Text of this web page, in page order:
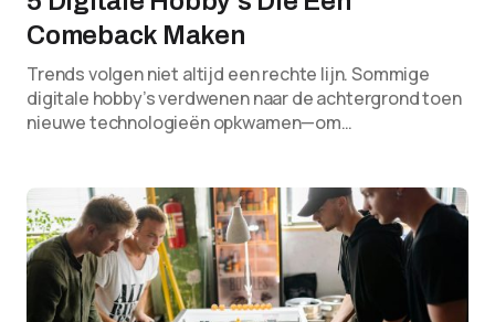
Comeback Maken
Trends volgen niet altijd een rechte lijn. Sommige
digitale hobby’s verdwenen naar de achtergrond toen
nieuwe technologieën opkwamen—om…